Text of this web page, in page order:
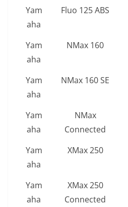
Yam
aha
Fluo 125 ABS
Yam
aha
NMax 160
Yam
aha
NMax 160 SE
Yam
aha
NMax
Connected
Yam
aha
XMax 250
Yam
aha
XMax 250
Connected